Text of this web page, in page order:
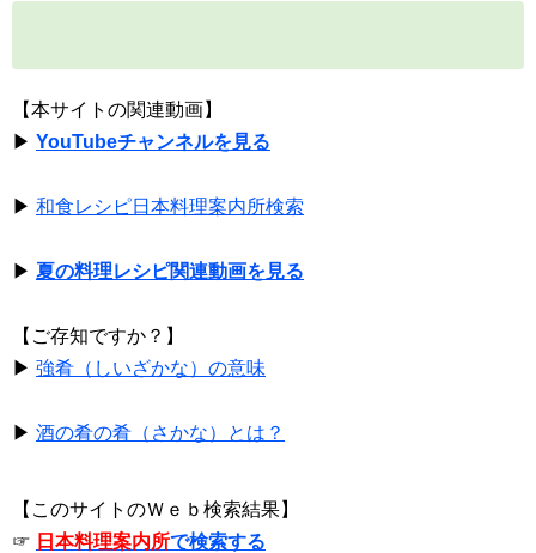
【本サイトの関連動画】
▶ YouTubeチャンネルを見る
▶ 和食レシピ日本料理案内所検索
▶ 夏の料理レシピ関連動画を見る
【ご存知ですか？】
▶ 強肴（しいざかな）の意味
▶ 酒の肴の肴（さかな）とは？
【このサイトのＷｅｂ検索結果】
☞ 日本料理案内所で検索する